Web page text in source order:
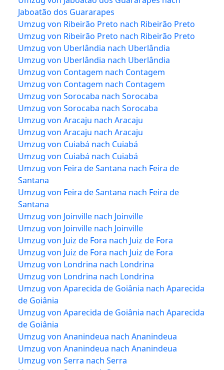
Jaboatão dos Guararapes
Umzug von Ribeirão Preto nach Ribeirão Preto
Umzug von Ribeirão Preto nach Ribeirão Preto
Umzug von Uberlândia nach Uberlândia
Umzug von Uberlândia nach Uberlândia
Umzug von Contagem nach Contagem
Umzug von Contagem nach Contagem
Umzug von Sorocaba nach Sorocaba
Umzug von Sorocaba nach Sorocaba
Umzug von Aracaju nach Aracaju
Umzug von Aracaju nach Aracaju
Umzug von Cuiabá nach Cuiabá
Umzug von Cuiabá nach Cuiabá
Umzug von Feira de Santana nach Feira de
Santana
Umzug von Feira de Santana nach Feira de
Santana
Umzug von Joinville nach Joinville
Umzug von Joinville nach Joinville
Umzug von Juiz de Fora nach Juiz de Fora
Umzug von Juiz de Fora nach Juiz de Fora
Umzug von Londrina nach Londrina
Umzug von Londrina nach Londrina
Umzug von Aparecida de Goiânia nach Aparecida
de Goiânia
Umzug von Aparecida de Goiânia nach Aparecida
de Goiânia
Umzug von Ananindeua nach Ananindeua
Umzug von Ananindeua nach Ananindeua
Umzug von Serra nach Serra